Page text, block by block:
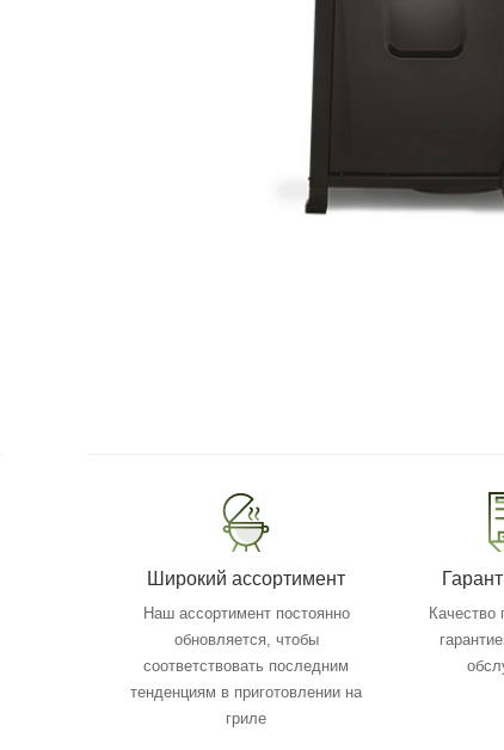
Широкий ассортимент
Наш ассортимент постоянно
обновляется, чтобы
соответствовать последним
тенденциям в приготовлении на
гриле
Качество